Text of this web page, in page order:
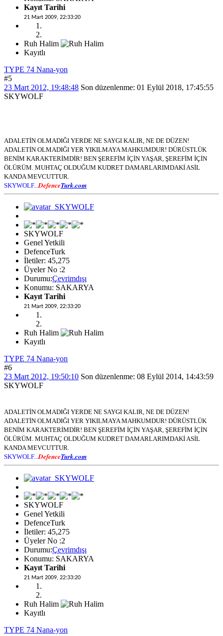
Kayıt Tarihi
21 Mart 2009, 22:33:20
Ruh Halim
Kayıtlı
TYPE 74 Nana-yon
#5
23 Mart 2012, 19:48:48 Son düzenlenme: 01 Eylül 2018, 17:45:55
SKYWOLF
ADALETİN OLMADIĞI YERDE NE SAYGI KALIR, NE DE DÜZEN!
ADALETİN OLMADIĞI YER YIKILMAYA MAHKUMDUR! DÜRÜSTLÜK
BENİM KARAKTERİMDİR! BEN ŞEREFİM İÇİN YAŞAR, ŞEREFİM İÇİN
ÖLÜRÜM. MUHTAÇ OLDUĞUM KUDRET DAMARLARIMDAKİ ASİL
KANDA MEVCUTTUR.
SKYWOLF... DefenceTurk.com
SKYWOLF
Genel Yetkili
DefenceTurk
İletiler: 45,275
Üyeler No :2
Durumu:Çevrimdışı
Konumu: SAKARYA
Kayıt Tarihi
21 Mart 2009, 22:33:20
Ruh Halim
Kayıtlı
TYPE 74 Nana-yon
#6
23 Mart 2012, 19:50:10 Son düzenlenme: 08 Eylül 2014, 14:43:59
SKYWOLF
ADALETİN OLMADIĞI YERDE NE SAYGI KALIR, NE DE DÜZEN!
ADALETİN OLMADIĞI YER YIKILMAYA MAHKUMDUR! DÜRÜSTLÜK
BENİM KARAKTERİMDİR! BEN ŞEREFİM İÇİN YAŞAR, ŞEREFİM İÇİN
ÖLÜRÜM. MUHTAÇ OLDUĞUM KUDRET DAMARLARIMDAKİ ASİL
KANDA MEVCUTTUR.
SKYWOLF... DefenceTurk.com
SKYWOLF
Genel Yetkili
DefenceTurk
İletiler: 45,275
Üyeler No :2
Durumu:Çevrimdışı
Konumu: SAKARYA
Kayıt Tarihi
21 Mart 2009, 22:33:20
Ruh Halim
Kayıtlı
TYPE 74 Nana-yon